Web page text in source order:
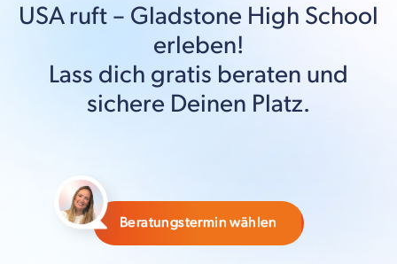
USAruft – Gladstone High School
erleben!
Lass dich gratis beraten und
sichere Deinen Platz.
Beratungstermin wählen